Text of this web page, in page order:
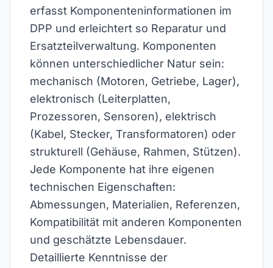
erfasst Komponenteninformationen im
DPP und erleichtert so Reparatur und
Ersatzteilverwaltung. Komponenten
können unterschiedlicher Natur sein:
mechanisch (Motoren, Getriebe, Lager),
elektronisch (Leiterplatten,
Prozessoren, Sensoren), elektrisch
(Kabel, Stecker, Transformatoren) oder
strukturell (Gehäuse, Rahmen, Stützen).
Jede Komponente hat ihre eigenen
technischen Eigenschaften:
Abmessungen, Materialien, Referenzen,
Kompatibilität mit anderen Komponenten
und geschätzte Lebensdauer.
Detaillierte Kenntnisse der